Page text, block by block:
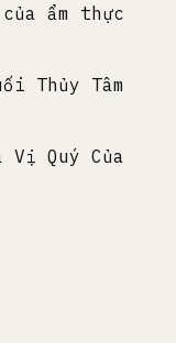
ẩm thực
Thủy Tâm
Vị Quý Của